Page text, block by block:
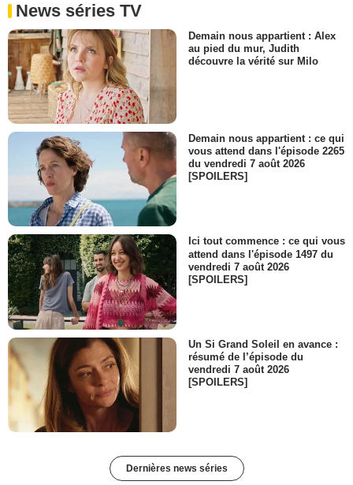
News séries TV
Demain nous appartient : Alex
au pied du mur, Judith
découvre la vérité sur Milo
Demain nous appartient : ce qui
vous attend dans l'épisode 2265
du vendredi 7 août 2026
[SPOILERS]
Ici tout commence : ce qui vous
attend dans l'épisode 1497 du
vendredi 7 août 2026
[SPOILERS]
Un Si Grand Soleil en avance :
résumé de l’épisode du
vendredi 7 août 2026
[SPOILERS]
Dernières news séries